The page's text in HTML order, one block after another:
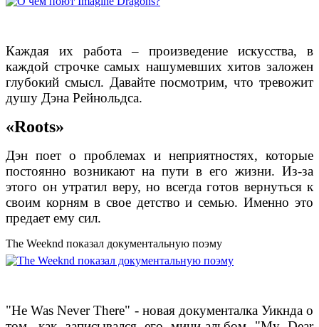
Каждая их работа – произведение искусства, в
каждой строчке самых нашумевших хитов заложен
глубокий смысл. Давайте посмотрим, что тревожит
душу Дэна Рейнольдса.
«Roots»
Дэн поет о проблемах и неприятностях, которые
постоянно возникают на пути в его жизни. Из-за
этого он утратил веру, но всегда готов вернуться к
своим корням в свое детство и семью. Именно это
предает ему сил.
The Weeknd показал документальную поэму
"He Was Never There" - новая документалка Уикнда о